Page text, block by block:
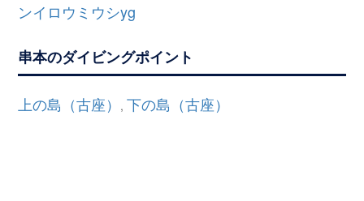
ンイロウミウシyg
串本のダイビングポイント
上の島（古座） ,下の島（古座）